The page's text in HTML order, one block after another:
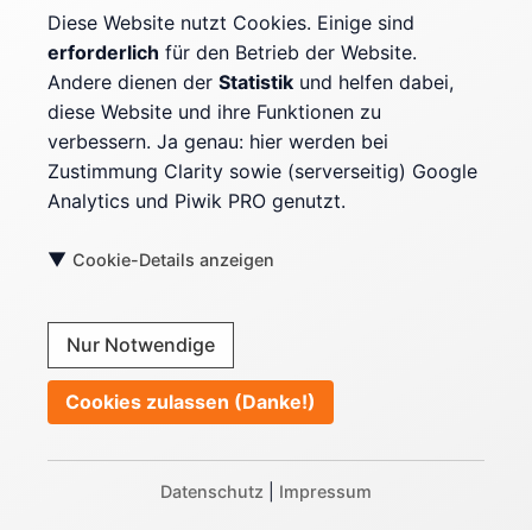
Impressum
Datenschutz
Cookie-Einstellungen
Mehr erfahren
Kontext & Fakten
Blog RSS-Feed
© 2001 - 2026 MARKUS BAERSCH
Diese Website nutzt Cookies. Einige sind
erforderlich für den Betrieb der Website.
Andere dienen der Statistik und helfen dabei,
diese Website und ihre Funktionen zu
verbessern. Ja genau: hier werden bei
Zustimmung Clarity sowie (serverseitig) Google
Analytics und Piwik PRO genutzt.
▼ Cookie-Details anzeigen
Nur Notwendige
Cookies zulassen (Danke!)
Datenschutz Impressum